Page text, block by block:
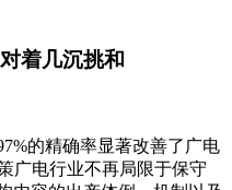
着几沉挑和
的精确率显著改善了广电
广电行业不再局限于保守